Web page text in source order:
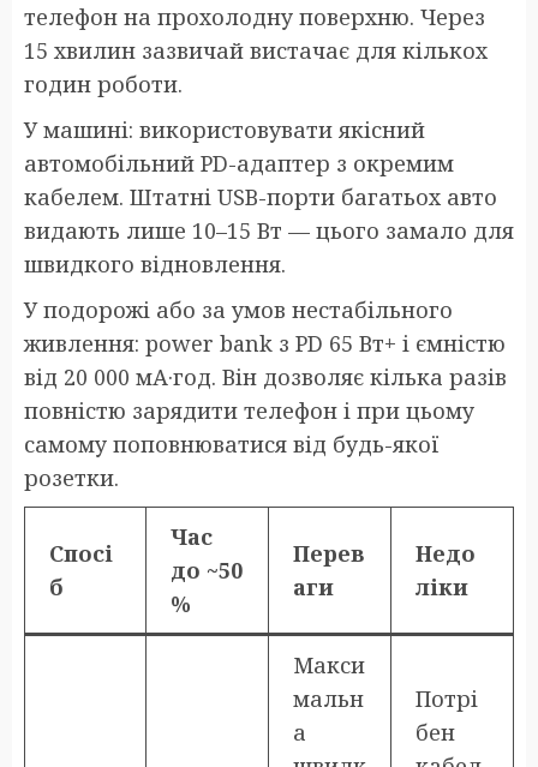
телефон на прохолодну поверхню. Через
15 хвилин зазвичай вистачає для кількох
годин роботи.
У машині: використовувати якісний
автомобільний PD-адаптер з окремим
кабелем. Штатні USB-порти багатьох авто
видають лише 10–15 Вт — цього замало для
швидкого відновлення.
У подорожі або за умов нестабільного
живлення: power bank з PD 65 Вт+ і ємністю
від 20 000 мА·год. Він дозволяє кілька разів
повністю зарядити телефон і при цьому
самому поповнюватися від будь-якої
розетки.
Спосі
б
Час
до ~50
%
Перев
аги
Недо
ліки
Макси
мальн
а
Потрі
бен